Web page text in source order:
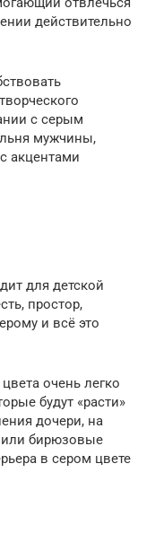
действительно
с серым
мужчины,
акцентами
для детской
простор,
и всё это
очень легко
будут «расти»
дочери, на
бирюзовые
в сером цвете